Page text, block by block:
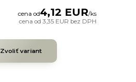
cena od4,12 EUR/ks
cena od3,35 EUR bez DPH
Zvoliť variant